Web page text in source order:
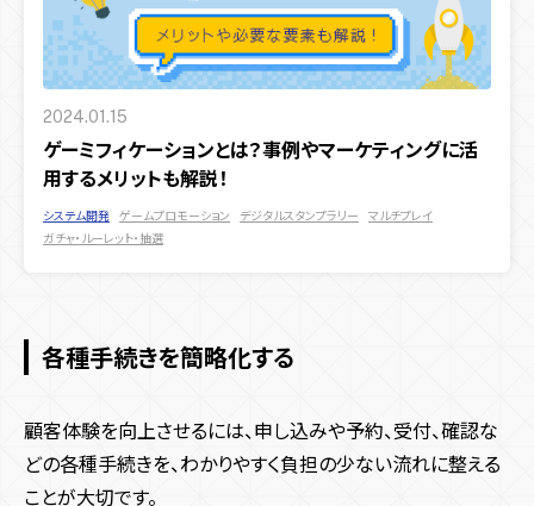
2024.01.15
ゲーミフィケーションとは？事例やマーケティングに活
用するメリットも解説！
システム開発 ゲームプロモーション デジタルスタンプラリー マルチプレイ
ガチャ・ルーレット・抽選
各種手続きを簡略化する
顧客体験を向上させるには、申し込みや予約、受付、確認な
どの各種手続きを、わかりやすく負担の少ない流れに整える
ことが大切です。